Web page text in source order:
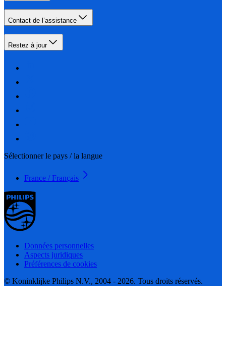
Contact de l’assistance
Restez à jour
Sélectionner le pays / la langue
France / Français
Données personnelles
Aspects juridiques
Préférences de cookies
© Koninklijke Philips N.V., 2004 - 2026. Tous droits réservés.